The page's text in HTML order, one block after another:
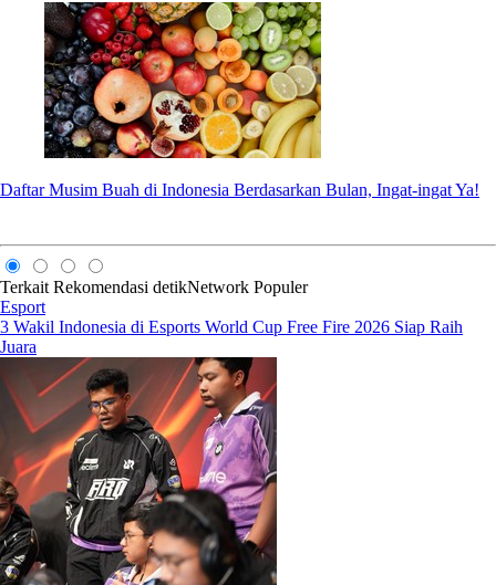
Daftar Musim Buah di Indonesia Berdasarkan Bulan, Ingat-ingat Ya!
Terkait Rekomendasi detikNetwork Populer
Esport
3 Wakil Indonesia di Esports World Cup Free Fire 2026 Siap Raih
Juara